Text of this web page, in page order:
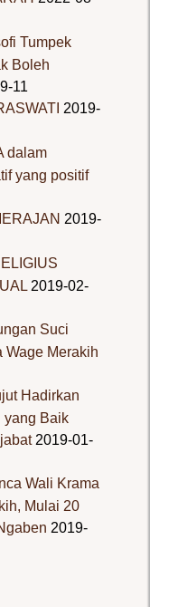
Tumpek
Boleh
11
2019-
dalam
yang positif
2019-
2019-02-
Suci
Wage Merakih
Hadirkan
yang Baik
2019-01-
Wali Krama
Mulai 20
2019-